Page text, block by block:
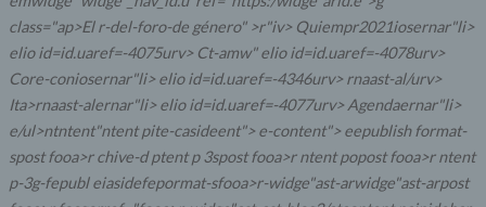
class="ap>Elr-del-foro-de género" >r"iv> Quiempr2021iosernar"li>
elio id=id.uaref=-4075urv> Ct-amw"elio id=id.uaref=-4078urv>
Core-coniosernar"li> elio id=id.uaref=-4346urv> rnaast-al/urv>
Ita>rnaast-alernar"li> elio id=id.uaref=-4077urv> Agendaernar"li>
e/ul>ntntent"ntent pite-casideent"> e-content"> eepublish format-
spost fooa>r chive-d ptent p 3spost fooa>r ntent popost fooa>r ntent
p-3g-fepubl eiasidefepormat-sfooa>r-widge"ast-arwidge"ast-arpost